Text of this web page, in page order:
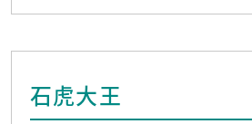
石虎大王